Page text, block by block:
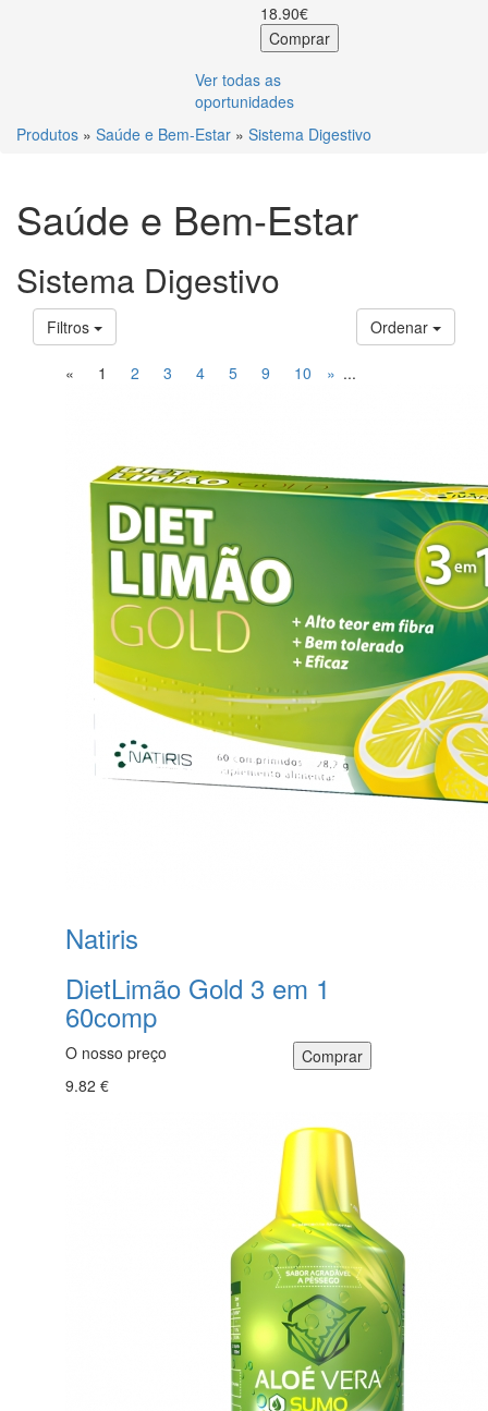
18.90€
Ver todas as
oportunidades
Produtos » Saúde e Bem-Estar » Sistema Digestivo
Saúde e Bem-Estar
Sistema Digestivo
Filtros Ordenar
« 1 2 3 4 5 ...
9 10 »
Natiris
DietLimão Gold 3 em 1
60comp
O nosso preço
9.82 €